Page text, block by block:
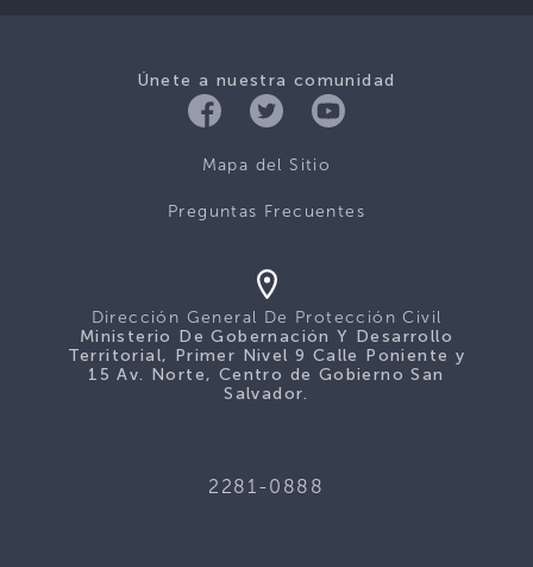
Únete a nuestra comunidad
Mapa del Sitio
Preguntas Frecuentes
Dirección General De Protección Civil
Ministerio De Gobernación Y Desarrollo
Territorial, Primer Nivel 9 Calle Poniente y
15 Av. Norte, Centro de Gobierno San
Salvador.
2281-0888